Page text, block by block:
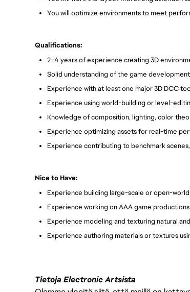
You will optimize environments to meet
Qualifications:
2–4 years of experience creating 3D
Solid understanding of the game
Experience with at least one major 3D DCC
Experience using world-building or level-
Knowledge of composition, lighting, color
Experience optimizing assets for real-time
Experience contributing to benchmark
Nice to Have:
Experience building large-scale or open-
Experience working on AAA game productions
Experience modeling and texturing natural
Experience authoring materials or textures
Tietoja Electronic Artsista